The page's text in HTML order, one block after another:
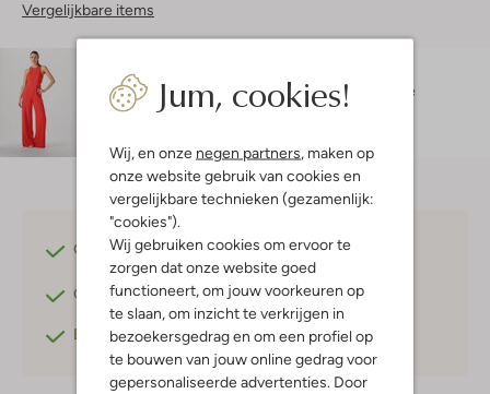
Jum, cookies!
Wij, en onze negen partners , maken op
onze website gebruik van cookies en
vergelijkbare technieken (gezamenlijk:
"cookies").
Wij gebruiken cookies om ervoor te
zorgen dat onze website goed
functioneert, om jouw voorkeuren op
te slaan, om inzicht te verkrijgen in
bezoekersgedrag en om een profiel op
te bouwen van jouw online gedrag voor
gepersonaliseerde advertenties. Door
Vergelijkbare items
Larissa is 1 meter 74 lang en draagt maat s.
De
pasvorm is
Gratis verzendingvanaf €75,-
Gratis retournerenbinnen 30 dagen*
Betaal achterafmet Klarna